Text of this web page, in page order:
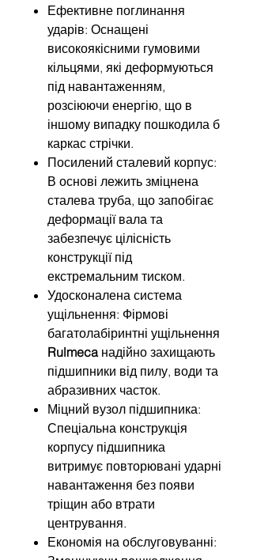
Ефективне поглинання
ударів: Оснащені
високоякісними гумовими
кільцями, які деформуються
під навантаженням,
розсіюючи енергію, що в
іншому випадку пошкодила б
каркас стрічки.
Посилений сталевий корпус:
В основі лежить зміцнена
сталева труба, що запобігає
деформації вала та
забезпечує цілісність
конструкції під
екстремальним тиском.
Удосконалена система
ущільнення: Фірмові
багатолабіринтні ущільнення
Rulmecaнадійно захищають
підшипники від пилу, води та
абразивних часток.
Міцний вузол підшипника:
Спеціальна конструкція
корпусу підшипника
витримує повторювані ударні
навантаження без появи
тріщин або втрати
центрування.
Економія на обслуговуванні: